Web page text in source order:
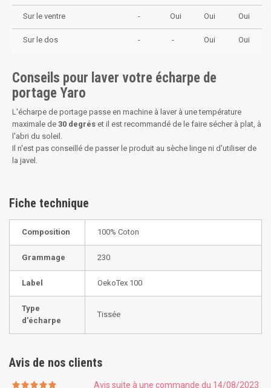
Sur le ventre - Oui Oui Oui
Sur le dos - - Oui Oui
Conseils pour laver votre écharpe de
portage Yaro
L'écharpe de portage passe en machine à laver à une température
maximale de 30 degrés et il est recommandé de le faire sécher à plat, à
l'abri du soleil.
Il n'est pas conseillé de passer le produit au sèche linge ni d'utiliser de
la javel.
Fiche technique
Composition 100% Coton
Grammage 230
Label OekoTex 100
Type
d'écharpe
Tissée
Avis de nos clients
Avis suite à une commande du 14/08/2023